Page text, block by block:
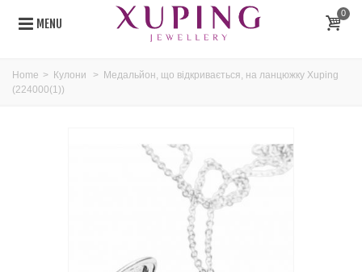
MENU
0
Home > Кулони > Медальйон, що відкривається, на ланцюжку Xuping
(224000(1))